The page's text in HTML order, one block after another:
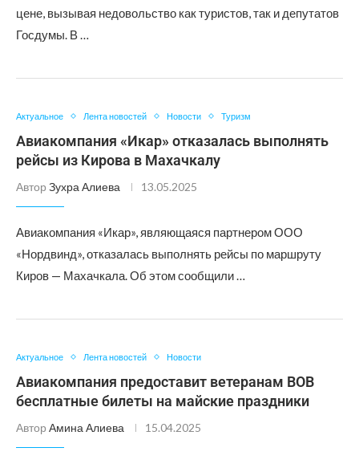
цене, вызывая недовольство как туристов, так и депутатов
Госдумы. В …
Актуальное Лента новостей Новости Туризм
Авиакомпания «Икар» отказалась выполнять
рейсы из Кирова в Махачкалу
Автор Зухра Алиева 13.05.2025
Авиакомпания «Икар», являющаяся партнером ООО
«Нордвинд», отказалась выполнять рейсы по маршруту
Киров — Махачкала. Об этом сообщили …
Актуальное Лента новостей Новости
Авиакомпания предоставит ветеранам ВОВ
бесплатные билеты на майские праздники
Автор Амина Алиева 15.04.2025